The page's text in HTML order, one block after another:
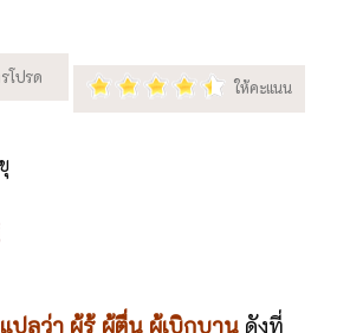
ปลว่า ผู้รู้ ผู้ตื่น ผู้เบิกบาน ดังที่